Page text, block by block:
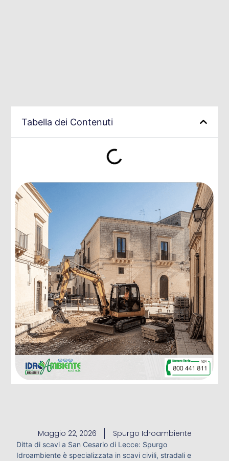
Tabella dei Contenuti
Ditta di scavi a San Cesario di Lecce: Spurgo
Idroambiente è specializzata in scavi civili, stradali e
Maggio 22, 2026 Spurgo Idroambiente